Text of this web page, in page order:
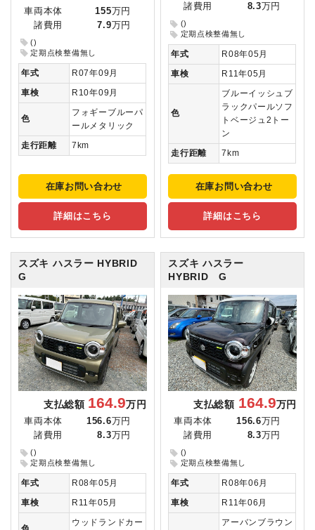
車両本体 155 万円
諸費用
7.9 万円
()
定期点検整備無し
年式
R07年09月
車検
R10年09月
色
フォギーブルーパ
ールメタリック
走行距離
7km
在庫お問い合わせ
詳細はこちら
諸費用
8.3 万円
()
定期点検整備無し
年式
R08年05月
車検
R11年05月
色
ブルーイッシュブ
ラックパールソフ
トベージュ2トー
ン
走行距離
7km
在庫お問い合わせ
詳細はこちら
スズキ ハスラー HYBRID
G
支払総額 164.9万円
車両本体 156.6 万円
諸費用
8.3 万円
()
定期点検整備無し
年式
R08年05月
車検
R11年05月
ウッドランドカー
スズキ ハスラー
HYBRID G
支払総額 164.9万円
車両本体 156.6 万円
諸費用
8.3 万円
()
定期点検整備無し
年式
R08年06月
車検
R11年06月
アーバンブラウン